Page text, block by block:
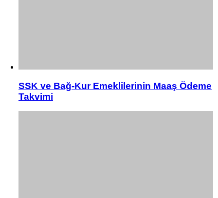
SSK ve Bağ-Kur Emeklilerinin Maaş Ödeme
Takvimi